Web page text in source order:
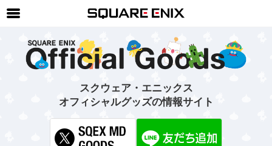
SQUARE ENIX 公式サイトメニュー
ゲーム
マガジン＆ブックス
ミュージック
スクウェア・エニックス
オフィシャルグッズの情報サイト